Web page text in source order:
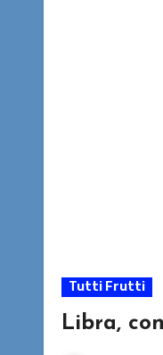
Tutti Frutti
Libra,